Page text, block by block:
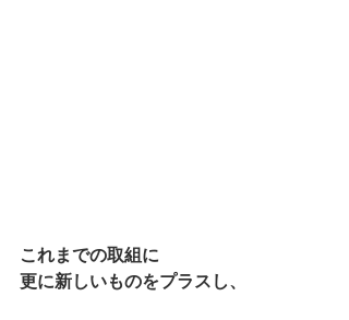
これまでの取組に
更に新しいものをプラスし、